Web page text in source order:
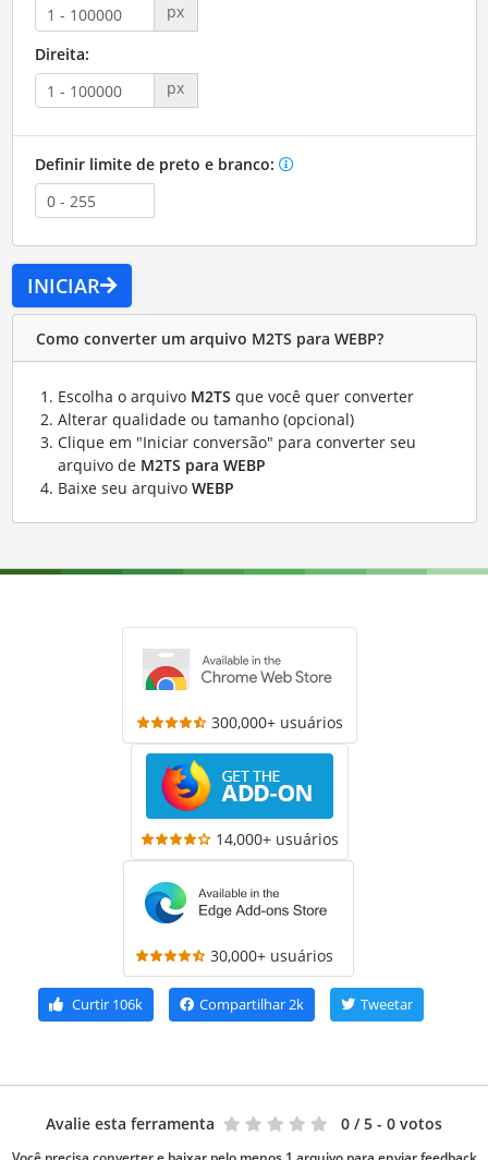
px
Direita:
px
Definir limite de preto e branco:
INICIAR
Como converter um arquivo M2TS para WEBP?
Escolha o arquivo M2TS que você quer converter
Alterar qualidade ou tamanho (opcional)
Clique em "Iniciar conversão" para converter seu
arquivo de M2TS para WEBP
Baixe seu arquivo WEBP
300,000+ usuários
14,000+ usuários
30,000+ usuários
Curtir 106k Compartilhar2k Tweetar
Avalie esta ferramenta 0 / 5 - 0 votos